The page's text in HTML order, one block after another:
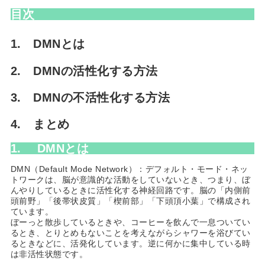
目次
1. DMNとは
2. DMNの活性化する方法
3. DMNの不活性化する方法
4. まとめ
1. DMNとは
DMN（Default Mode Network）：デフォルト・モード・ネッ
トワークは、脳が意識的な活動をしていないとき、つまり、ぼ
んやりしているときに活性化する神経回路です。脳の「内側前
頭前野」「後帯状皮質」「楔前部」「下頭頂小葉」で構成され
ています。
ぼーっと散歩しているときや、コーヒーを飲んで一息ついてい
るとき、とりとめもないことを考えながらシャワーを浴びてい
るときなどに、活発化しています。逆に何かに集中している時
は非活性状態です。